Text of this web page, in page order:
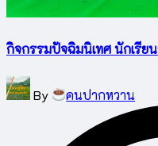
กิจกรรมปัจฉิมนิเทศ นักเรี
Posted
by
By คนปากหวาน